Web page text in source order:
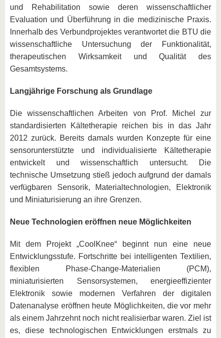
und Rehabilitation sowie deren wissenschaftlicher
Evaluation und Überführung in die medizinische Praxis.
Innerhalb des Verbundprojektes verantwortet die BTU die
wissenschaftliche Untersuchung der Funktionalität,
therapeutischen Wirksamkeit und Qualität des
Gesamtsystems.
Langjährige Forschung als Grundlage
Die wissenschaftlichen Arbeiten von Prof. Michel zur
standardisierten Kältetherapie reichen bis in das Jahr
2012 zurück. Bereits damals wurden Konzepte für eine
sensorunterstützte und individualisierte Kältetherapie
entwickelt und wissenschaftlich untersucht. Die
technische Umsetzung stieß jedoch aufgrund der damals
verfügbaren Sensorik, Materialtechnologien, Elektronik
und Miniaturisierung an ihre Grenzen.
Neue Technologien eröffnen neue Möglichkeiten
Mit dem Projekt „CoolKnee“ beginnt nun eine neue
Entwicklungsstufe. Fortschritte bei intelligenten Textilien,
flexiblen Phase-Change-Materialien (PCM),
miniaturisierten Sensorsystemen, energieeffizienter
Elektronik sowie modernen Verfahren der digitalen
Datenanalyse eröffnen heute Möglichkeiten, die vor mehr
als einem Jahrzehnt noch nicht realisierbar waren. Ziel ist
es, diese technologischen Entwicklungen erstmals zu